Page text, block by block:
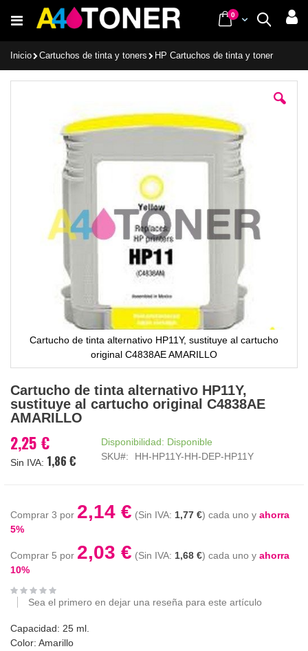
al
Buscar
Cart
0items
Inicio Cartuchos de tinta y toners HP Cartuchos de tinta y toner
Cartucho de tinta alternativo HP11Y, sustituye al cartucho
original C4838AE AMARILLO
al
comienzo
de
galería
de
Cartucho de tinta alternativo HP11Y,
sustituye al cartucho original C4838AE
AMARILLO
2,25 €
1,86 €
Disponibilidad: Disponible
SKU
HH-HP11Y-HH-DEP-HP11Y
Comprar 3 por 2,14 € 1,77 € cada uno y ahorra
5%
Comprar 5 por 2,03 € 1,68 € cada uno y ahorra
10%
Sea el primero en dejar una reseña para este artículo
Capacidad: 25 ml.
Color: Amarillo